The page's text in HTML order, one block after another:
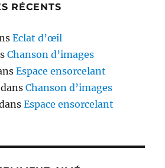
RÉCENTS
Eclat d’œil
Chanson d’images
Espace ensorcelant
dansChanson d’images
Espace ensorcelant